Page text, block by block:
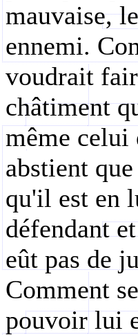
mauvaise,
ennemi.
voudrait
châtiment
même celui
abstient
qu'il est en
défendant
eût pas de
Comment
pouvoir lui